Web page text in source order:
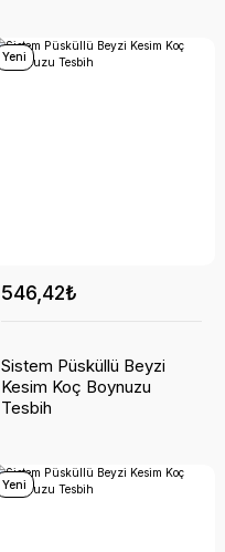
Yeni
546,42₺
Sistem Püsküllü Beyzi
Kesim Koç Boynuzu
Tesbih
Yeni